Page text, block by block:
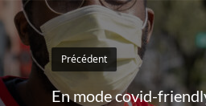
Précédent
En mode covid-